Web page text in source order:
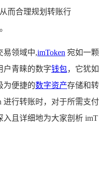
而合理规划转账行
易领域中,imToken 宛如一颗
户青睐的数字钱包，它犹如
为便捷的数字资产存储和转
进行转账时，对于所需支付
且详细地为大家剖析 imT